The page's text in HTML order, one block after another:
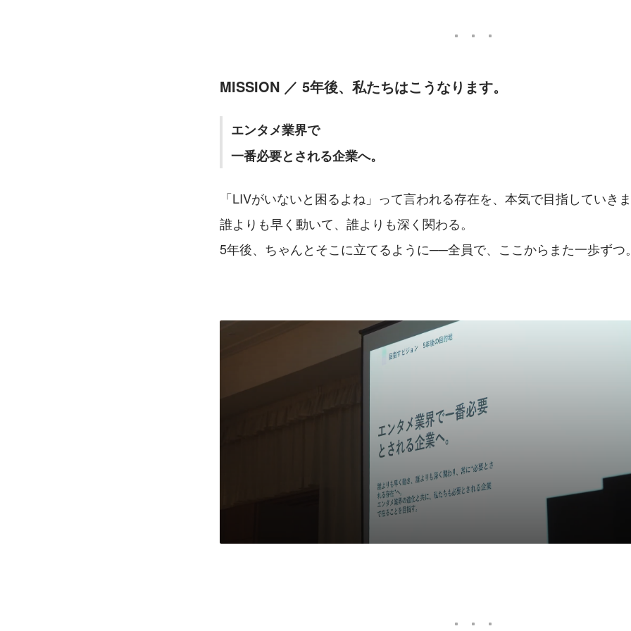
MISSION ／ 5年後、私たちはこうなります。
エンタメ業界で
一番必要とされる企業へ。
「LIVがいないと困るよね」って言われる存在を、本気で目指していきま
誰よりも早く動いて、誰よりも深く関わる。
5年後、ちゃんとそこに立てるように──全員で、ここからまた一歩ずつ。